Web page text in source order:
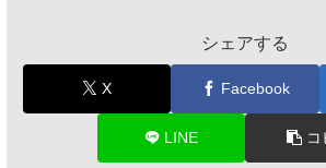
シェアする
X Facebook
LINE コ